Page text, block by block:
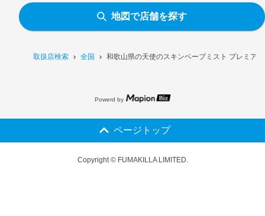
取扱店検索 全国 和歌山県の天使のスキンベープミスト プレミア
地図で店舗を探す
Powerd by
ページトップ
Copyright © FUMAKILLA LIMITED.